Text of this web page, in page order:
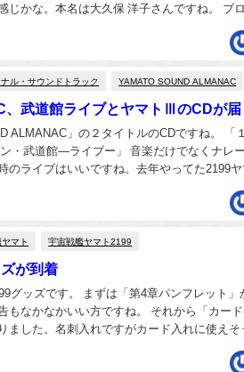
じかな。本名は大久保 洋子さんですね。 ブ
ル・サウンドトラック YAMATO SOUND ALMANAC
武道館ライブとヤマトⅢのCDが届
ALMANAC」の２タイトルのCDですね。 「
・武道館―ライブー」 音楽だけでなくナレ
のライブはいいですね。去年やってた2199ヤ
マト 宇宙戦艦ヤマト2199
が到着
グッズです。 まずは「第4章パンフレット」
もなかなかいい方ですね。 それから「カー
ました。名刺入れですがカード入れに使えそ